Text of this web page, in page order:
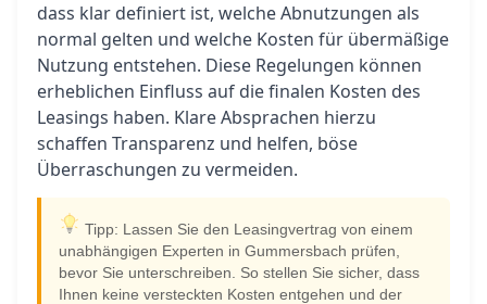
dass klar definiert ist, welche Abnutzungen als
normal gelten und welche Kosten für übermäßige
Nutzung entstehen. Diese Regelungen können
erheblichen Einfluss auf die finalen Kosten des
Leasings haben. Klare Absprachen hierzu
schaffen Transparenz und helfen, böse
Überraschungen zu vermeiden.
Tipp: Lassen Sie den Leasingvertrag von einem
unabhängigen Experten in Gummersbach prüfen,
bevor Sie unterschreiben. So stellen Sie sicher, dass
Ihnen keine versteckten Kosten entgehen und der